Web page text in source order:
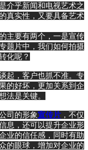
介乎新闻和电视艺术之
真实性，又要具备艺术
主要有两个，一是宣传
题片中，我们如何拍摄
化呢？
起，客户也抓不准。专
的好坏，更加关系到企
法是关键。
司的形象宣传片 ，不仅
息，还可以提升企业形
业的信任感，同时有助
的眼球，增加对企业的